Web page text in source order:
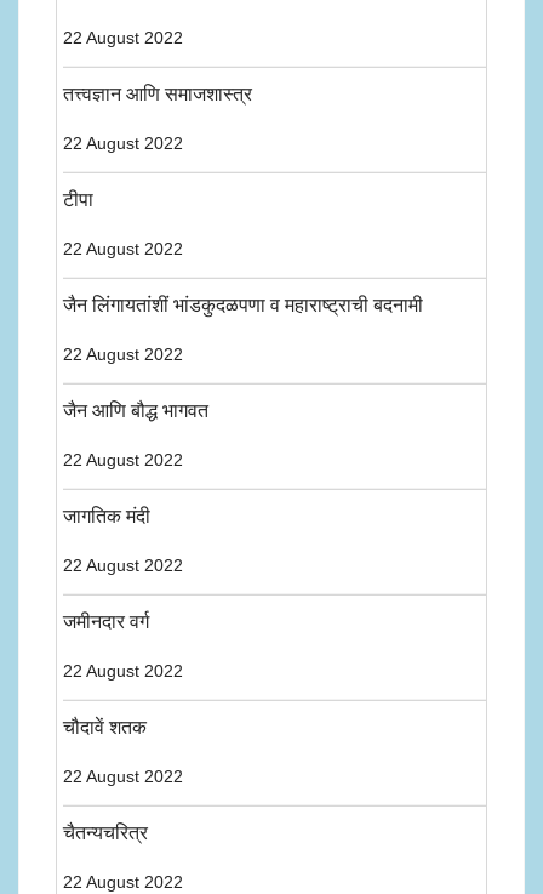
22 August 2022
तत्त्वज्ञान आणि समाजशास्त्र
22 August 2022
टीपा
22 August 2022
जैन लिंगायतांशीं भांडकुदळपणा व महाराष्ट्राची बदनामी
22 August 2022
जैन आणि बौद्ध भागवत
22 August 2022
जागतिक मंदी
22 August 2022
जमीनदार वर्ग
22 August 2022
चौदावें शतक
22 August 2022
चैतन्यचरित्र
22 August 2022